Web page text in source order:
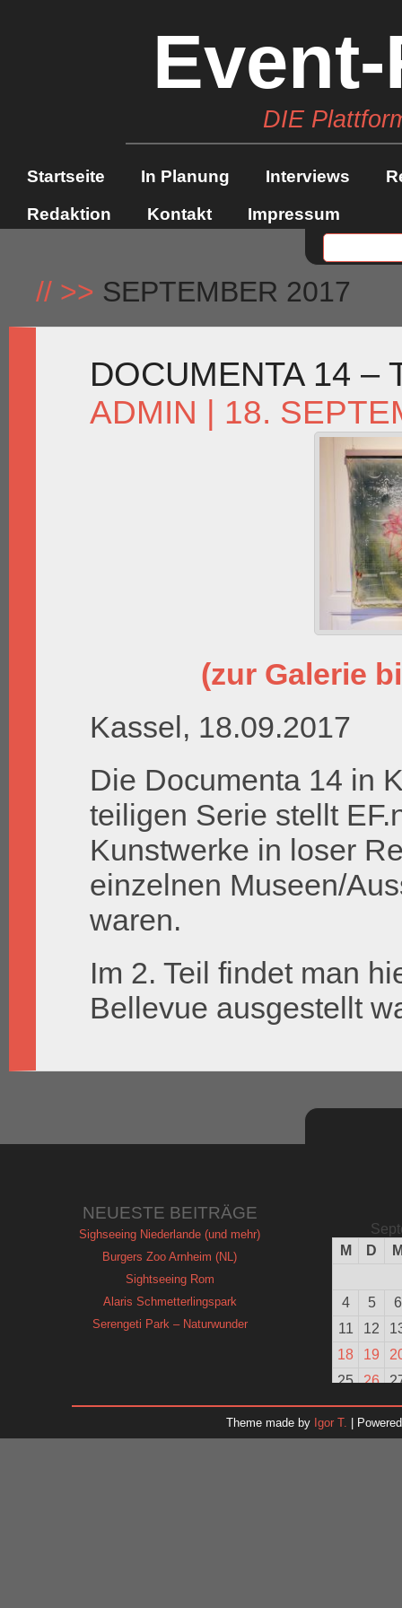
DIE
Startseite In Planung Interviews
Redaktion
Kontakt Impressum
// >> SEPTEMBER 2017
DOCUMENTA 14 –
ADMIN | 18.
(zur Galerie
Kassel, 18.09.2017
Die Documenta 14 in
teiligen Serie stellt
Kunstwerke in loser
einzelnen Museen/
waren.
Im 2. Teil findet man
Bellevue ausgestellt
NEUESTE BEITRÄGE
Sighseeing Niederlande (und mehr)
Burgers Zoo Arnheim (NL)
Sightseeing Rom
Alaris Schmetterlingspark
Serengeti Park – Naturwunder
M
D
4 5
6
11
12
18
19
25
26
Theme made by Igor T. |